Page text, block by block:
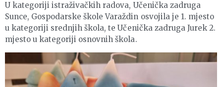
U kategoriji istraživačkih radova, Učenička zadruga
Sunce, Gospodarske škole Varaždin osvojila je 1. mjesto
u kategoriji srednjih škola, te Učenička zadruga Jurek 2.
mjesto u kategoriji osnovnih škola.